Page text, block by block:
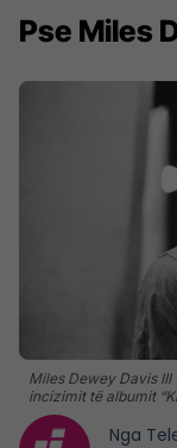
Pse Miles
Miles Dewey Davis III
incizimit të albumit
Nga